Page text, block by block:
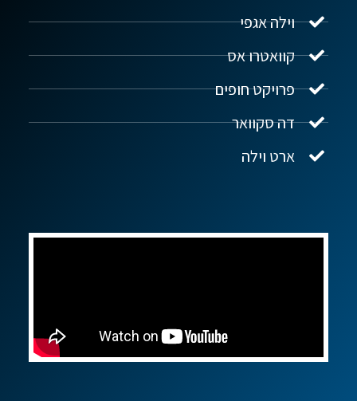
וילה אגפי
קוואטרו אס
פרויקט חופים
דה סקוואר
ארט וילה
נדל"ן ביוון G.R.E
שלום! איך אפשר לעזור?